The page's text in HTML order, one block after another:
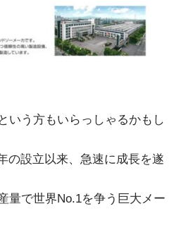
いう方もいらっしゃるかもし
の設立以来、急速に成長を遂
量で世界No.1を争う巨大メー